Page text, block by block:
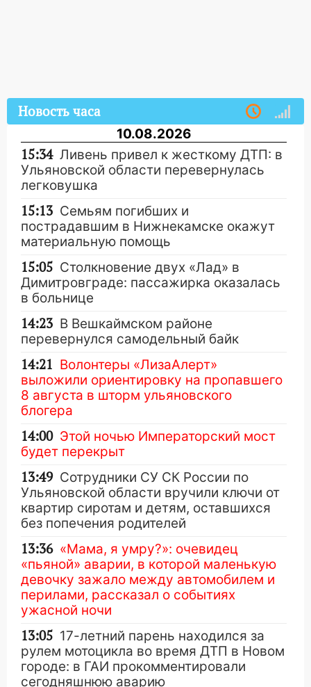
Новость часа
10.08.2026
15:34 Ливень привел к жесткому ДТП: в
Ульяновской области перевернулась
легковушка
15:13 Семьям погибших и
пострадавшим в Нижнекамске окажут
материальную помощь
15:05 Столкновение двух «Лад» в
Димитровграде: пассажирка оказалась
в больнице
14:23 В Вешкаймском районе
перевернулся самодельный байк
14:21 Волонтеры «ЛизаАлерт»
выложили ориентировку на пропавшего
8 августа в шторм ульяновского
блогера
14:00 Этой ночью Императорский мост
будет перекрыт
13:49 Сотрудники СУ СК России по
Ульяновской области вручили ключи от
квартир сиротам и детям, оставшихся
без попечения родителей
13:36 «Мама, я умру?»: очевидец
«пьяной» аварии, в которой маленькую
девочку зажало между автомобилем и
перилами, рассказал о событиях
ужасной ночи
13:05 17-летний парень находился за
рулем мотоцикла во время ДТП в Новом
городе: в ГАИ прокомментировали
сегодняшнюю аварию